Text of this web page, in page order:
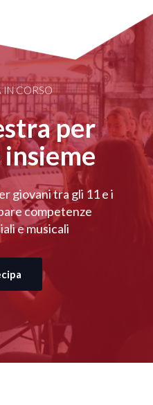
IN CORSO
per
giovani tra gli 11 e i
competenze
e musicali